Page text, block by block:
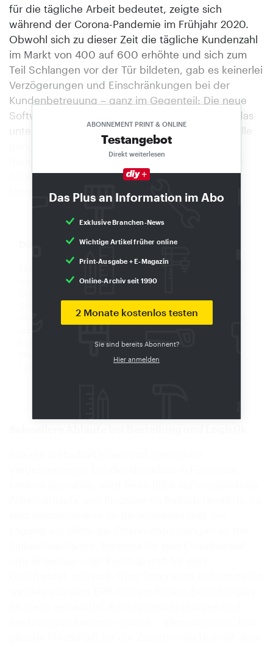
Das Plus an Information im Abo
Exklusive Branchen-News
Wichtige Artikel früher online
Print-Ausgabe + E-Magazin
Online-Archiv seit 1990
ABONNEMENT PRINT & ONLINE
Testangebot
Direkt weiterlesen
2 Monate kostenlos testen
Sie sind bereits Abonnent?
Hier anmelden
für die tägliche Arbeit bedeutet, zeigte sich
während der Corona-Pandemie im Frühjahr 2020.
Obwohl sich zu dieser Zeit die tägliche Kundenzahl
im Markt von 400 auf 600 erhöhte und sich zum
Teil Schlangen vor der Tür bildeten, gab es keinerlei
Verzögerungen und Einschränkungen bei der
Kundenbetreuung – ganz im Gegenteil: Die neue
Software, inklusive des neuen Kassensystems, das
unter anderem eine bargeldlose Zahlung über alle
gängigen Kanäle ermöglichte, fing auch das
deutliche erhöhte Kundenvolumen auf. Niemand
habe länger warten müssen als notwendig, sagt
Die Nowebau
999 gegründet, ist die Nowebau in Fürstenau einer der
wenigen Baumärkte im ländlichen Raum zwischen
Haushaltsartikeln reicht, werden in einem Einzugsgebiet
Die Geschäftsführung des Marktes hat der 46-jährige
Matthias Droste inne, der nach einer Ausbildung zum
Landwirt eine kaufmännische Ausbildung absolvierte.